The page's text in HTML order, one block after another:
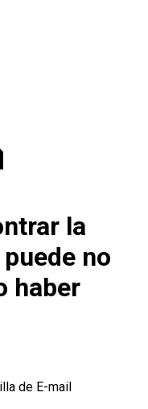
la
no
haber
de E-mail